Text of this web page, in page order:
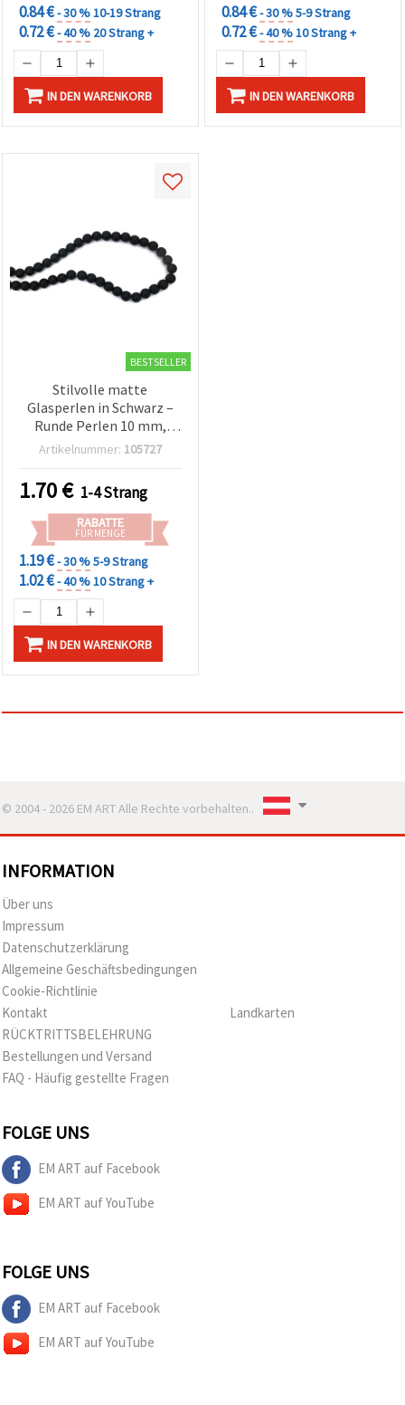
0.84 €- 30 %10-19 Strang
0.72 €- 40 % 20 Strang +
IN DEN WARENKORB
0.84 €- 30 %5-9 Strang
0.72 €- 40 %10 Strang +
IN DEN WARENKORB
BESTSELLER
Stilvolle matte
Glasperlen in Schwarz –
Runde Perlen 10 mm,
Loch 1 mm, ca. 85 Stück,
Schmuck basteln
(modern & elegant)
Artikelnummer: 105727
1.70€ 1-4 Strang
RABATTE
FÜR MENGE
1.19 €- 30 %5-9 Strang
1.02 €- 40 %10 Strang +
IN DEN WARENKORB
© 2004 - 2026 EM ART Alle Rechte vorbehalten..
INFORMATION
Über uns
Impressum
Datenschutzerklärung
Allgemeine Geschäftsbedingungen
Cookie-Richtlinie
Kontakt
RÜCKTRITTSBELEHRUNG
Bestellungen und Versand
FAQ - Häufig gestellte Fragen
Landkarten
FOLGE UNS
EM ART auf Facebook
EM ART auf YouTube
FOLGE UNS
EM ART auf Facebook
EM ART auf YouTube